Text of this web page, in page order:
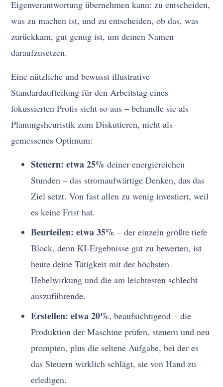
Eigenverantwortung übernehmen kann: zu entscheiden,
was zu machen ist, und zu entscheiden, ob das, was
zurückkam, gut genug ist, um deinen Namen
daraufzusetzen.
Eine nützliche und bewusst illustrative
Standardaufteilung für den Arbeitstag eines
fokussierten Profis sieht so aus – behandle sie als
Planungsheuristik zum Diskutieren, nicht als
gemessenes Optimum:
Steuern: etwa 25% deiner energiereichen
Stunden – das stromaufwärtige Denken, das das
Ziel setzt. Von fast allen zu wenig investiert, weil
es keine Frist hat.
Beurteilen: etwa 35% – der einzeln größte tiefe
Block, denn KI-Ergebnisse gut zu bewerten, ist
heute deine Tätigkeit mit der höchsten
Hebelwirkung und die am leichtesten schlecht
auszuführende.
Erstellen: etwa 20%, beaufsichtigend – die
Produktion der Maschine prüfen, steuern und neu
prompten, plus die seltene Aufgabe, bei der es
das Steuern wirklich schlägt, sie von Hand zu
erledigen.